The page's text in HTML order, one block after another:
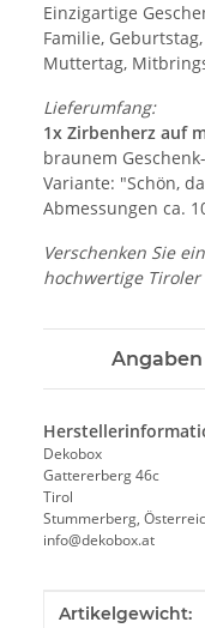
Einzigartige
Familie,
Muttertag,
Lieferumfang:
1x Zirbenherz auf
braunem
Variante: "Schön,
Abmessungen ca.
Verschenken Sie
hochwertige
Dekobox
Gattererberg 46c
Tirol
Stummerberg,
info@dekobox.at
Wert
Artikelgewicht: